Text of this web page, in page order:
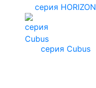
серия HORIZON
серия Cubus